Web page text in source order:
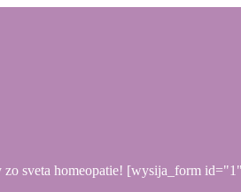
sveta homeopatie! [wysija_form